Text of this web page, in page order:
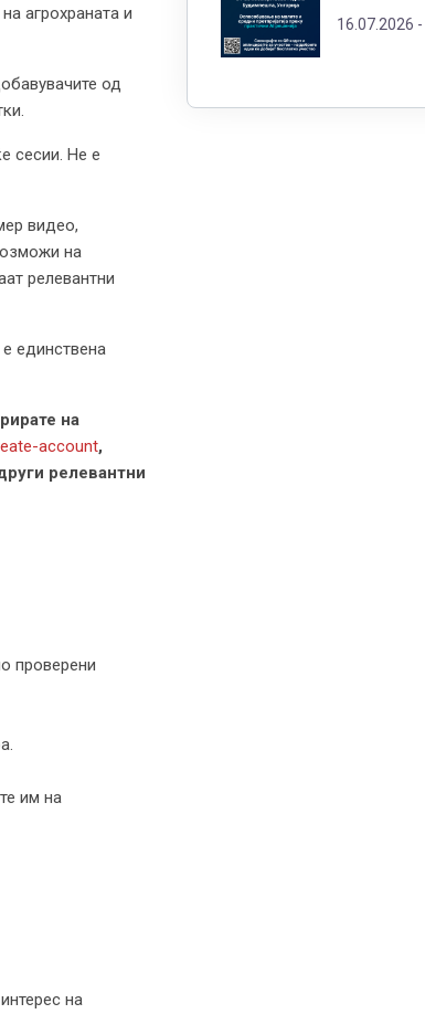
агрохраната и
од
сесии. Не е
видео,
на
релевантни
единствена
на
account,
релевантни
проверени
им на
на
16.07.2026 -